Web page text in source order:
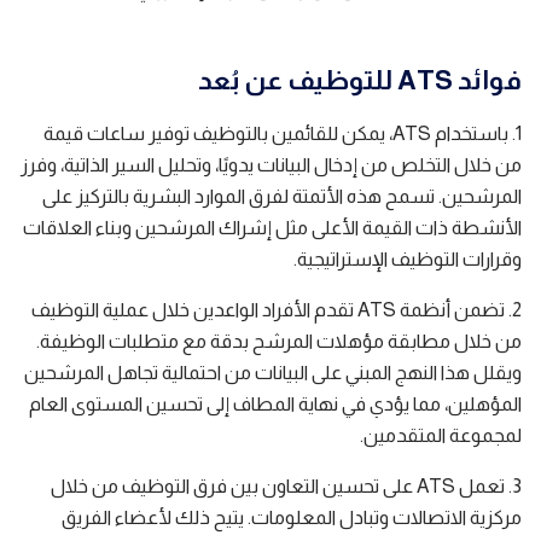
فوائد ATS للتوظيف عن بُعد
1. باستخدام ATS، يمكن للقائمين بالتوظيف توفير ساعات قيمة
من خلال التخلص من إدخال البيانات يدويًا، وتحليل السير الذاتية، وفرز
المرشحين. تسمح هذه الأتمتة لفرق الموارد البشرية بالتركيز على
الأنشطة ذات القيمة الأعلى مثل إشراك المرشحين وبناء العلاقات
وقرارات التوظيف الإستراتيجية.
2. تضمن أنظمة ATS تقدم الأفراد الواعدين خلال عملية التوظيف
من خلال مطابقة مؤهلات المرشح بدقة مع متطلبات الوظيفة.
ويقلل هذا النهج المبني على البيانات من احتمالية تجاهل المرشحين
المؤهلين، مما يؤدي في نهاية المطاف إلى تحسين المستوى العام
لمجموعة المتقدمين.
3. تعمل ATS على تحسين التعاون بين فرق التوظيف من خلال
مركزية الاتصالات وتبادل المعلومات. يتيح ذلك لأعضاء الفريق